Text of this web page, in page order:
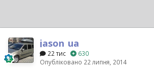
jason_ua
22 тис
630
Опубліковано 22 липня, 2014